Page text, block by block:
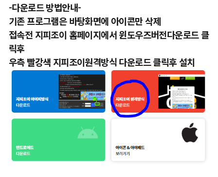
-다운로드 방법안내-
기존 프로그램은 바탕화면에 아이콘만 삭제
접속전 지피조이 홈페이지에서 윈도우즈버전다운로드 클
릭후
우측 빨강색 지피조이원격방식 다운로드 클릭후 설치